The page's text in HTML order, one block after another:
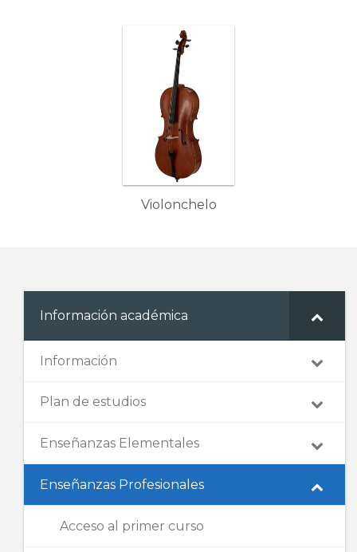
Violonchelo
Información académica
Información
Plan de estudios
Enseñanzas Elementales
Enseñanzas Profesionales
Acceso al primer curso